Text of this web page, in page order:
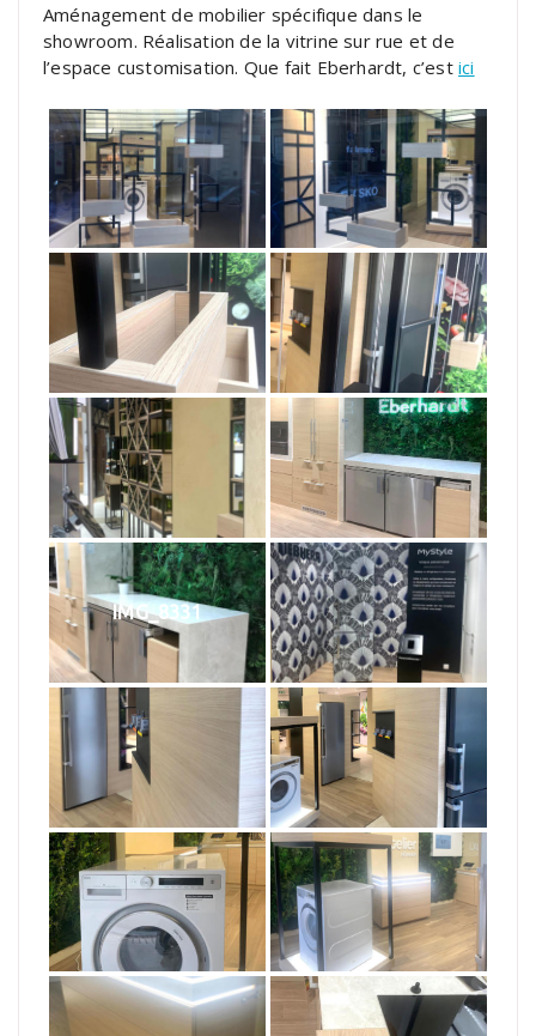
Aménagement de mobilier spécifique dans le
showroom. Réalisation de la vitrine sur rue et de
l’espace customisation. Que fait Eberhardt, c’estici
IMG_8331